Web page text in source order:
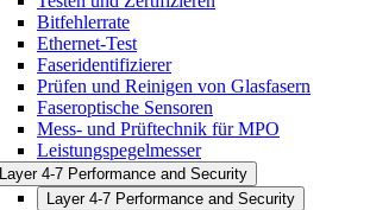
Bitfehlerrate
Ethernet-Test
Faseridentifizierer
Prüfen und Reinigen von Glasfasern
Faseroptische Sensoren
Mess- und Prüftechnik für MPO
Leistungspegelmesser
Layer 4-7 Performance and Security
Layer 4-7 Performance and Security